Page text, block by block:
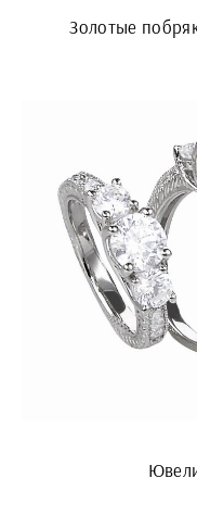
Золотые